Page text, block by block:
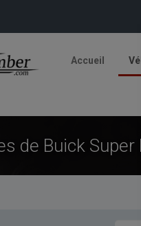
Accueil
de Buick Super